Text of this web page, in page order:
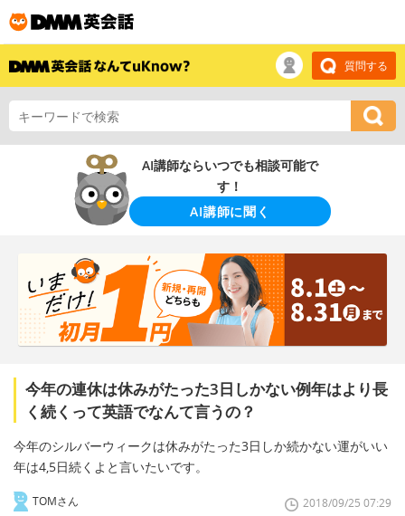
質問する
AI講師ならいつでも相談可能で
す！
AI講師に聞く
今年の連休は休みがたった3日しかない例年はより長
く続くって英語でなんて言うの？
今年のシルバーウィークは休みがたった3日しか続かない運がいい
年は4,5日続くよと言いたいです。
TOMさん 2018/09/25 07:29